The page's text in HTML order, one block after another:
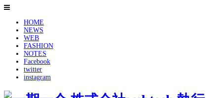
HOME
NEWS
WEB
FASHION
NOTES
Facebook
twitter
instagram